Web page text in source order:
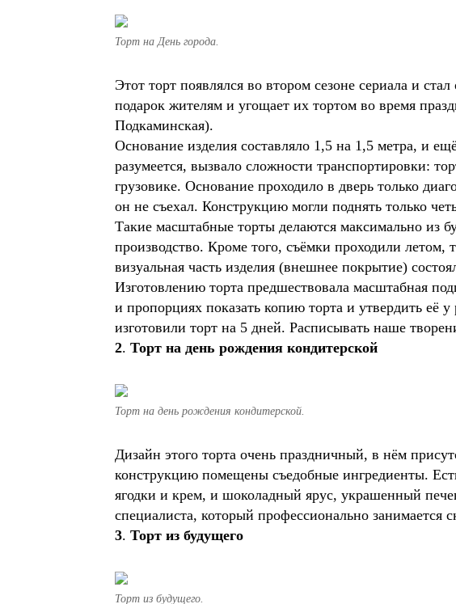
Торт на День города.
Этот торт появлялся во втором сезоне сериала и
подарок жителям и угощает их тортом во время
Подкаминская).
Основание изделия составляло 1,5 на 1,5 метра, и
разумеется, вызвало сложности транспортировки:
грузовике. Основание проходило в дверь только
он не съехал. Конструкцию могли поднять только
Такие масштабные торты делаются максимально из
производство. Кроме того, съёмки проходили летом,
визуальная часть изделия (внешнее покрытие)
Изготовлению торта предшествовала масштабная
и пропорциях показать копию торта и утвердить
изготовили торт на 5 дней. Расписывать наше
2. Торт на день рождения кондитерской
Торт на день рождения кондитерской.
Дизайн этого торта очень праздничный, в нём
конструкцию помещены съедобные ингредиенты.
ягодки и крем, и шоколадный ярус, украшенный
специалиста, который профессионально занимается
3. Торт из будущего
Торт из будущего.